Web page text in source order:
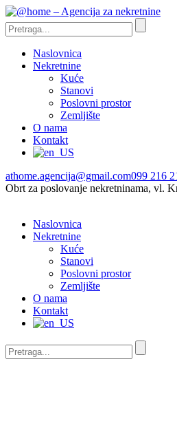
Naslovnica
Nekretnine
Kuće
Stanovi
Poslovni prostor
Zemljište
O nama
Kontakt
athome.agencija@gmail.com099 216
Obrt za poslovanje nekretninama, vl.
Naslovnica
Nekretnine
Kuće
Stanovi
Poslovni prostor
Zemljište
O nama
Kontakt